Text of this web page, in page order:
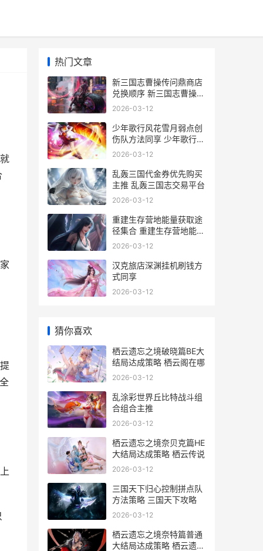
热门文章
新三国志曹操传问鼎商店
兑换顺序 新三国志曹操传
武将强度排行
2026-03-12
少年歌行风花雪月弱点创
伤队方法同享 少年歌行风
花雪月手游礼包码
2026-03-12
乱轰三国代金券优先购买
主推 乱轰三国志交易平台
2026-03-12
重建生存营地能量获取途
径集合 重建生存营地能组
队吗
2026-03-12
汉克旅店深渊挂机刷钱方
式同享
2026-03-12
猜你喜欢
栖云遗忘之境破晓篇BE大
结局达成策略 栖云阁在哪
2026-03-12
乱涂彩世界丘比特战斗组
合组合主推
2026-03-12
栖云遗忘之境奈贝克篇HE
大结局达成策略 栖云传说
2026-03-12
三国天下归心控制拼点队
方法策略 三国天下攻略
2026-03-12
栖云遗忘之境奈特篇普通
大结局达成策略 栖云遗忘